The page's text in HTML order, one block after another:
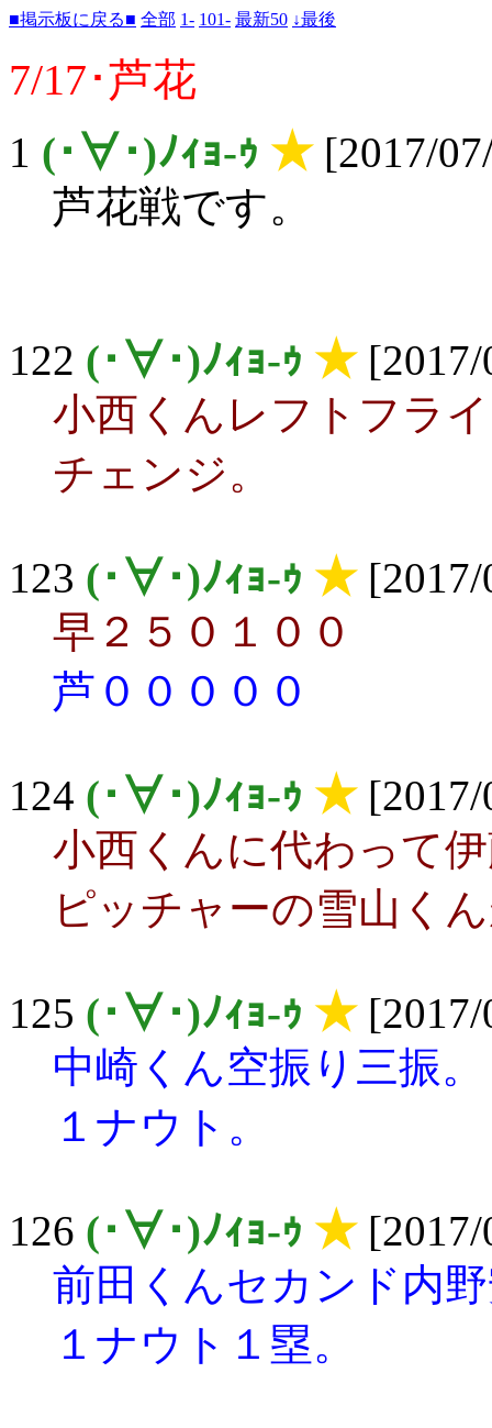
■掲示板に戻る■ 全部 1- 101- 最新50 ↓最後
7/17･芦花
1 (･∀･)ﾉｨｮ-ｩ ★[2017/
芦花戦です。
122 (･∀･)ﾉｨｮ-ｩ ★[2017/
小西くんレフトフラ
チェンジ。
123 (･∀･)ﾉｨｮ-ｩ ★[2017/
早２５０１００
芦０００００
124 (･∀･)ﾉｨｮ-ｩ ★[2017/
小西くんに代わって
ピッチャーの雪山く
125 (･∀･)ﾉｨｮ-ｩ ★[2017/
中崎くん空振り三振。
１ナウト。
126 (･∀･)ﾉｨｮ-ｩ ★[2017/
前田くんセカンド内
１ナウト１塁。